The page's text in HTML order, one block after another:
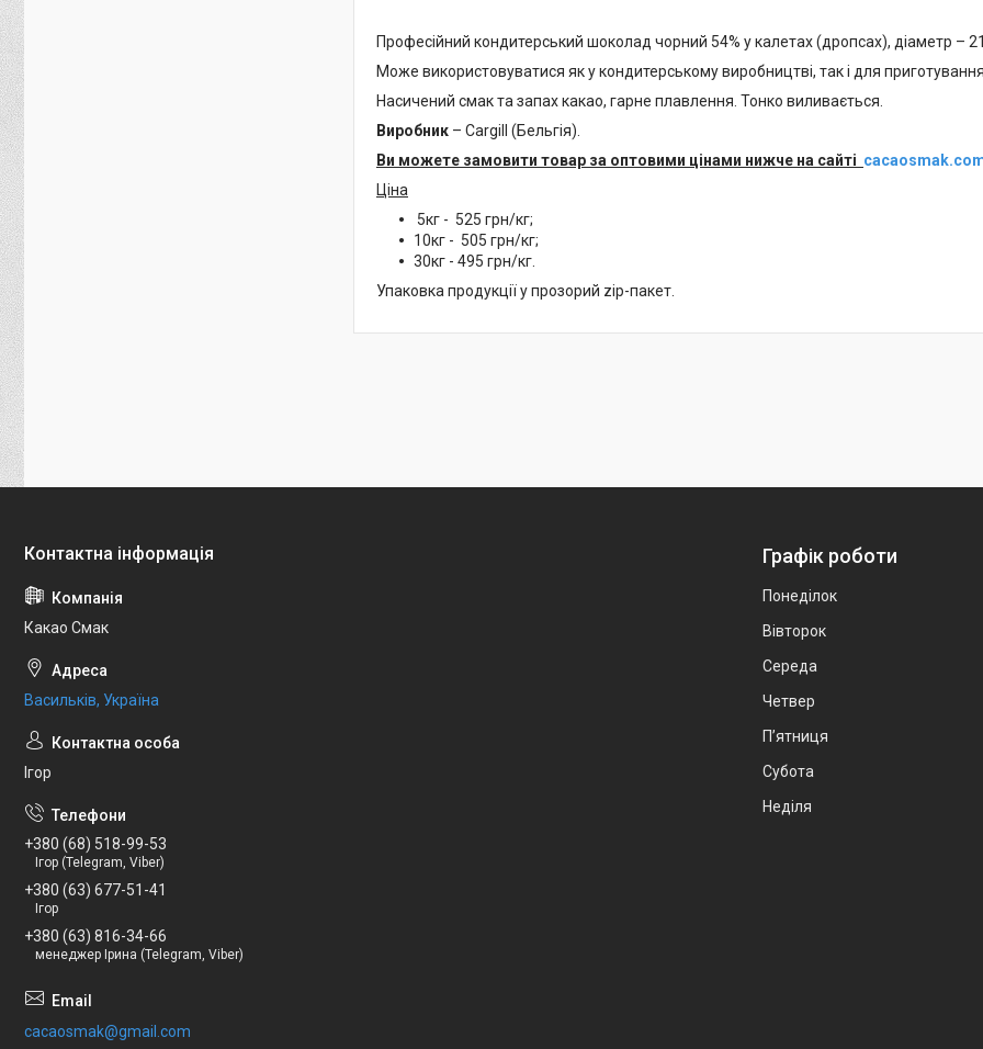
Професійний кондитерський шоколад чорний 54% у калетах (дропсах), діаметр –
Може використовуватися як у кондитерському виробництві, так і для
Насичений смак та запах какао, гарне плавлення. Тонко виливається.
Виробник – Cargill (Бельгія).
Ви можете замовити товар за оптовими цінами нижче на сайті
Ціна
5кг - 525 грн/кг;
10кг - 505 грн/кг;
30кг - 495 грн/кг.
Упаковка продукції у прозорий zip-пакет.
Какао Смак
Васильків, Україна
Ігор
+380 (68) 518-99-53
Ігор (Telegram, Viber)
+380 (63) 677-51-41
Ігор
+380 (63) 816-34-66
менеджер Ірина (Telegram, Viber)
cacaosmak@gmail.com
Графік роботи
Понеділок
Вівторок
Середа
Четвер
Пʼятниця
Субота
Неділя